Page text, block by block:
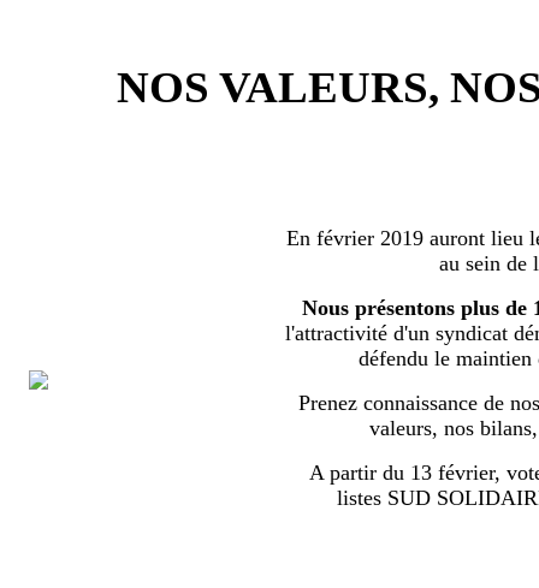
NOS VALEURS,
En février 2019 auront lieu
au sein de
Nous présentons plus de
l'attractivité d'un syndicat
défendu le maintien
Prenez connaissance de
valeurs, nos
A partir du 13 février,
listes SUD